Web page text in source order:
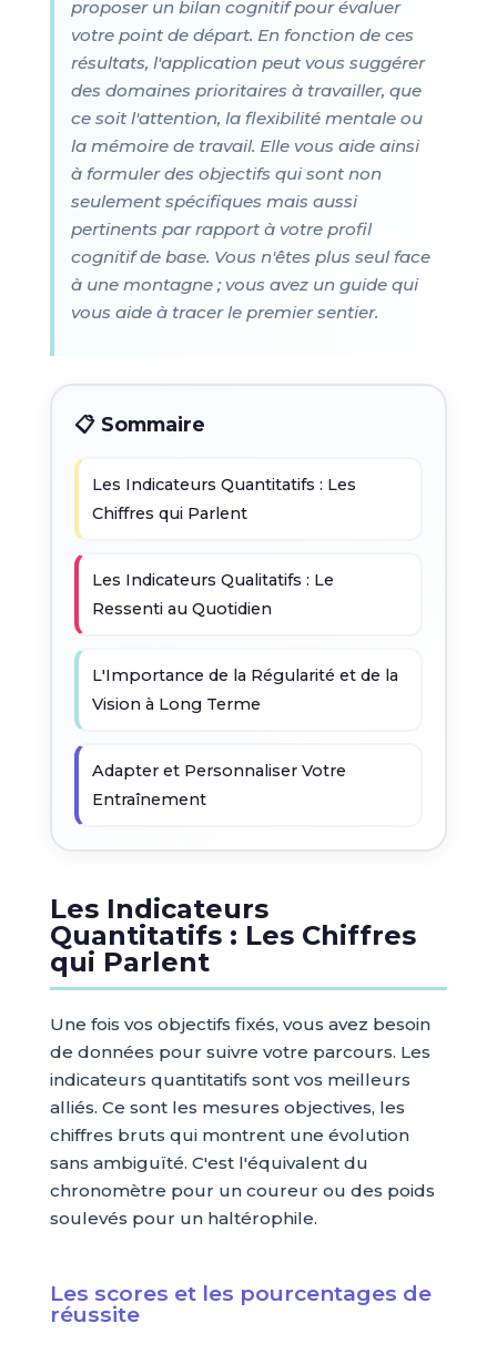
proposer un bilan cognitif pour évaluer
votre point de départ. En fonction de ces
résultats, l'application peut vous suggérer
des domaines prioritaires à travailler, que
ce soit l'attention, la flexibilité mentale ou
la mémoire de travail. Elle vous aide ainsi
à formuler des objectifs qui sont non
seulement spécifiques mais aussi
pertinents par rapport à votre profil
cognitif de base. Vous n'êtes plus seul face
à une montagne ; vous avez un guide qui
vous aide à tracer le premier sentier.
📋 Sommaire
Les Indicateurs Quantitatifs : Les
Chiffres qui Parlent
Les Indicateurs Qualitatifs : Le
Ressenti au Quotidien
L'Importance de la Régularité et de la
Vision à Long Terme
Adapter et Personnaliser Votre
Entraînement
Les Indicateurs
Quantitatifs : Les Chiffres
qui Parlent
Une fois vos objectifs fixés, vous avez besoin
de données pour suivre votre parcours. Les
indicateurs quantitatifs sont vos meilleurs
alliés. Ce sont les mesures objectives, les
chiffres bruts qui montrent une évolution
sans ambiguïté. C'est l'équivalent du
chronomètre pour un coureur ou des poids
soulevés pour un haltérophile.
Les scores et les pourcentages de
réussite